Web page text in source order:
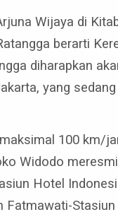
Wijaya di
berarti
diharapkan
yang
100 km/
Widodo
Hotel
Fatmawati-